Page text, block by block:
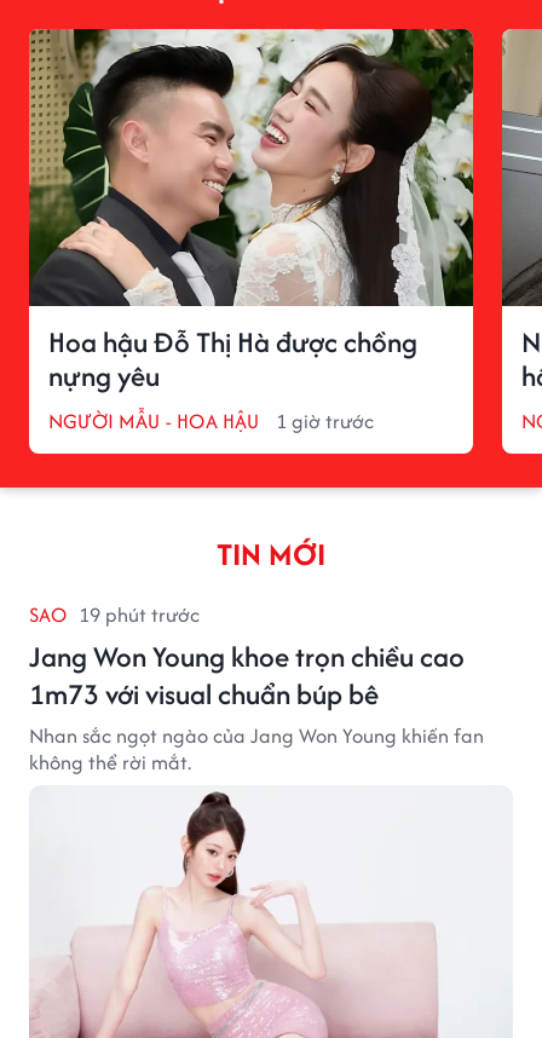
Hoa hậu Đỗ Thị Hà được chồng
nựng yêu
NGƯỜI MẪU - HOA HẬU 1 giờ trước
TIN MỚI
SAO 19 phút trước
Jang Won Young khoe trọn chiều cao
1m73 với visual chuẩn búp bê
Nhan sắc ngọt ngào của Jang Won Young khiến fan
không thể rời mắt.